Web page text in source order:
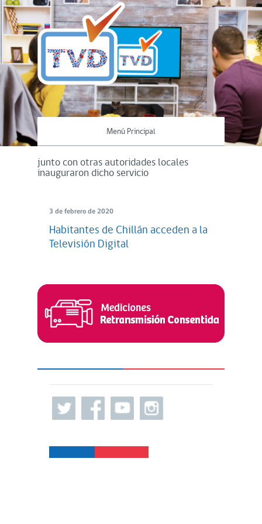
Menú Principal
junto con otras autoridades locales
inauguraron dicho servicio
3 de febrero de 2020
Habitantes de Chillán acceden a la
Televisión Digital